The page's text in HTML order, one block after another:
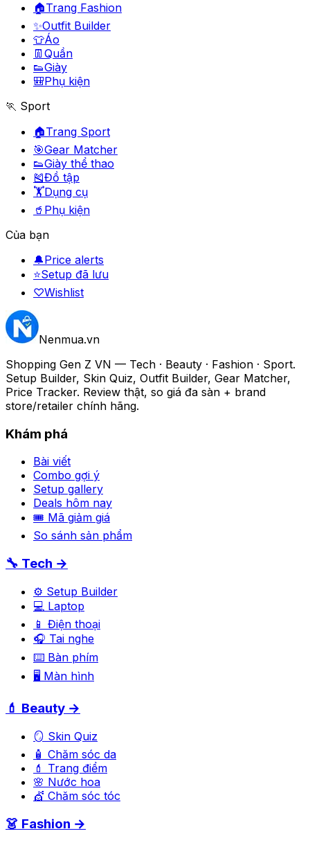
🏠Trang Fashion
✨Outfit Builder
👕Áo
👖 Quần
👟Giày
🎒Phụ kiện
🏃 Sport
🏠Trang Sport
🎯Gear Matcher
👟Giày thể thao
🎽Đồ tập
🏋️Dụng cụ
🥤 Phụ kiện
Của bạn
🔔Price alerts
⭐Setup đã lưu
♡Wishlist
Nenmua.vn
Shopping Gen Z VN — Tech · Beauty · Fashion · Sport.
Setup Builder, Skin Quiz, Outfit Builder, Gear Matcher,
Price Tracker. Review thật, so giá đa sàn + brand
store/retailer chính hãng.
Khám phá
Bài viết
Combo gợi ý
Setup gallery
Deals hôm nay
🎟 Mã giảm giá
So sánh sản phẩm
🔧 Tech →
⚙️ Setup Builder
💻 Laptop
📱 Điện thoại
🎧 Tai nghe
⌨️ Bàn phím
🖥️ Màn hình
💄 Beauty →
🪞 Skin Quiz
🧴 Chăm sóc da
💄 Trang điểm
🌸 Nước hoa
💇 Chăm sóc tóc
👗 Fashion →